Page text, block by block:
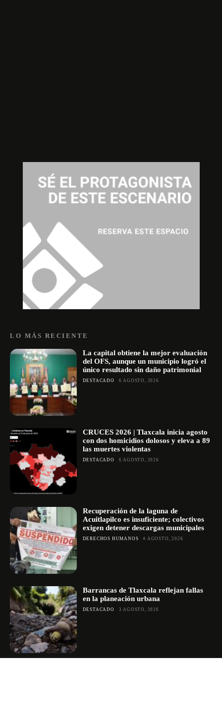
LO MÁS RECIENTE
La capital obtiene la mejor evaluación
del OFS, aunque un municipio logró el
único resultado sin daño patrimonial
DESTACADO 6 AGOSTO, 2026
CRUCES 2026 | Tlaxcala inicia agosto
con dos homicidios dolosos y eleva a 89
las muertes violentas
DESTACADO 6 AGOSTO, 2026
Recuperación de la laguna de
Acuitlapilco es insuficiente; colectivos
exigen detener descargas municipales
DERECHOS HUMANOS 4 AGOSTO, 2026
Barrancas de Tlaxcala reflejan fallas
en la planeación urbana
DESTACADO 3 AGOSTO, 2026